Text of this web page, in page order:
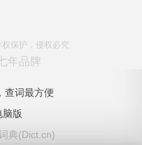
保护，侵权必究
年品牌
查词最方便
脑版
典(Dict.cn)